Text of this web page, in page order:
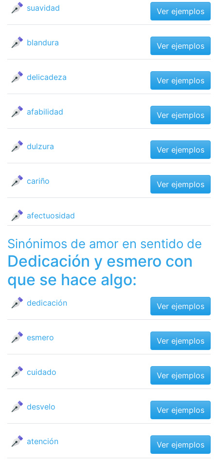
suavidad Ver ejemplos
blandura Ver ejemplos
delicadeza Ver ejemplos
afabilidad Ver ejemplos
dulzura Ver ejemplos
cariño Ver ejemplos
afectuosidad
Sinónimos de amor en sentido de
Dedicación y esmero con
que se hace algo:
dedicación Ver ejemplos
esmero Ver ejemplos
cuidado Ver ejemplos
desvelo Ver ejemplos
atención Ver ejemplos